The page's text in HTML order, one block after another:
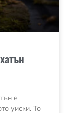
е
уиски. То